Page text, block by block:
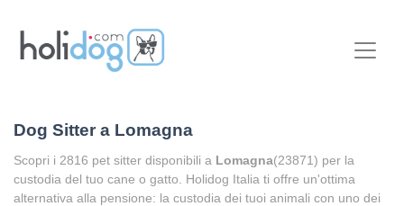
Dog Sitter a Lomagna
Scopri i 2816 pet sitter disponibili a Lomagna(23871) per la
custodia del tuo cane o gatto. Holidog Italia ti offre un'ottima
alternativa alla pensione: la custodia dei tuoi animali con uno dei